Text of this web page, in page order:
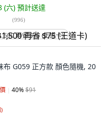
(六) 預計送達
(996)
再省 $75 (王道卡)
布 G059 正方款 顏色隨機, 20
40%$91
)